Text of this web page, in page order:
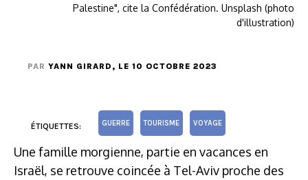
Palestine", cite la Confédération. Unsplash (photo
d'illustration)
PAR YANN GIRARD , LE 10 OCTOBRE 2023
ÉTIQUETTES: GUERRE TOURISME VOYAGE
Une famille morgienne, partie en vacances en
Israël, se retrouve coincée à Tel-Aviv proche des